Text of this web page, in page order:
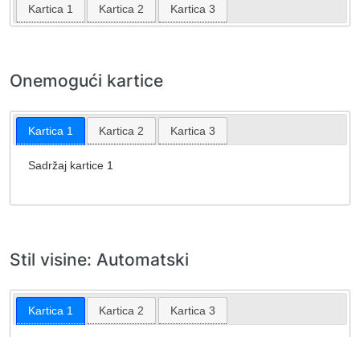
Kartica 1 Kartica 2 Kartica 3
Onemogući kartice
Kartica 1 Kartica 2 Kartica 3
Sadržaj kartice 1
Stil visine: Automatski
Kartica 1 Kartica 2 Kartica 3